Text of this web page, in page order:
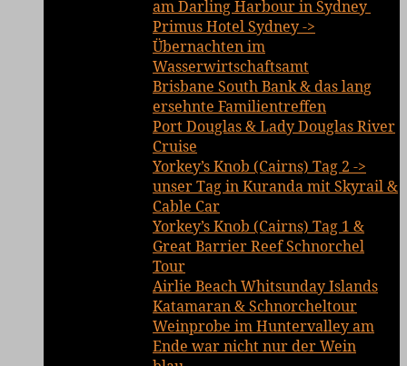
am Darling Harbour in Sydney
Primus Hotel Sydney ->
Übernachten im
Wasserwirtschaftsamt
Brisbane South Bank & das lang
ersehnte Familientreffen
Port Douglas & Lady Douglas River
Cruise
Yorkey’s Knob (Cairns) Tag 2 ->
unser Tag in Kuranda mit Skyrail &
Cable Car
Yorkey’s Knob (Cairns) Tag 1 &
Great Barrier Reef Schnorchel
Tour
Airlie Beach Whitsunday Islands
Katamaran & Schnorcheltour
Weinprobe im Huntervalley am
Ende war nicht nur der Wein